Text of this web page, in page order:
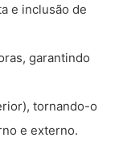
e inclusão de
garantindo
tornando-o
e externo.